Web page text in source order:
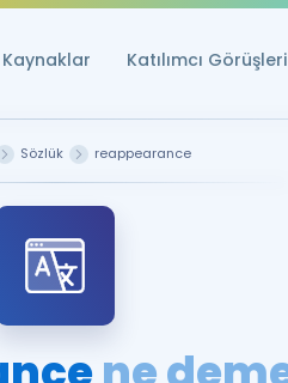
Katılımcı Görüşleri
Ücretsiz
YDS ve
Sözlük reappearance